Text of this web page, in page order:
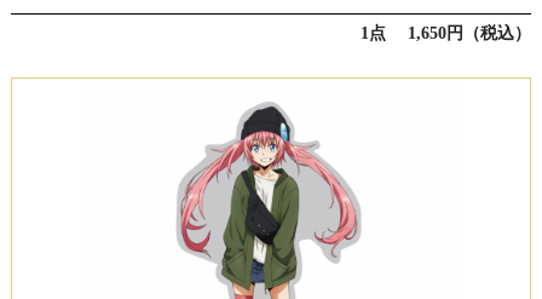
1点 1,650円（税込）